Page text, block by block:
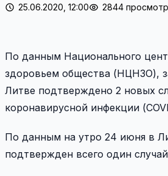
25.06.2020, 12:00
2844
По данным Национального
здоровьем общества (НЦНЗО),
Литве подтверждено 2 новых
коронавирусной инфекции
По данным на утро 24 июня в
подтвержден всего один